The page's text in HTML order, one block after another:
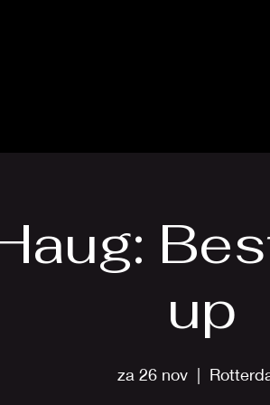
up
za 26 nov
  |